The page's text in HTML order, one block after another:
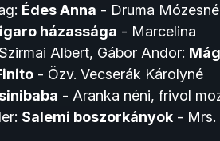
Édes Anna - Druma Mózesné
házassága - Marcelina
Albert, Gábor Andor:
- Özv. Vecserák Károlyné
- Aranka néni, frivol
Salemi boszorkányok - Mrs.